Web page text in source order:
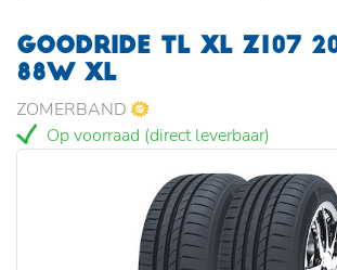
GOODRIDE TL XL Z107
88W XL
ZOMERBAND
Op voorraad (direct leverbaar)